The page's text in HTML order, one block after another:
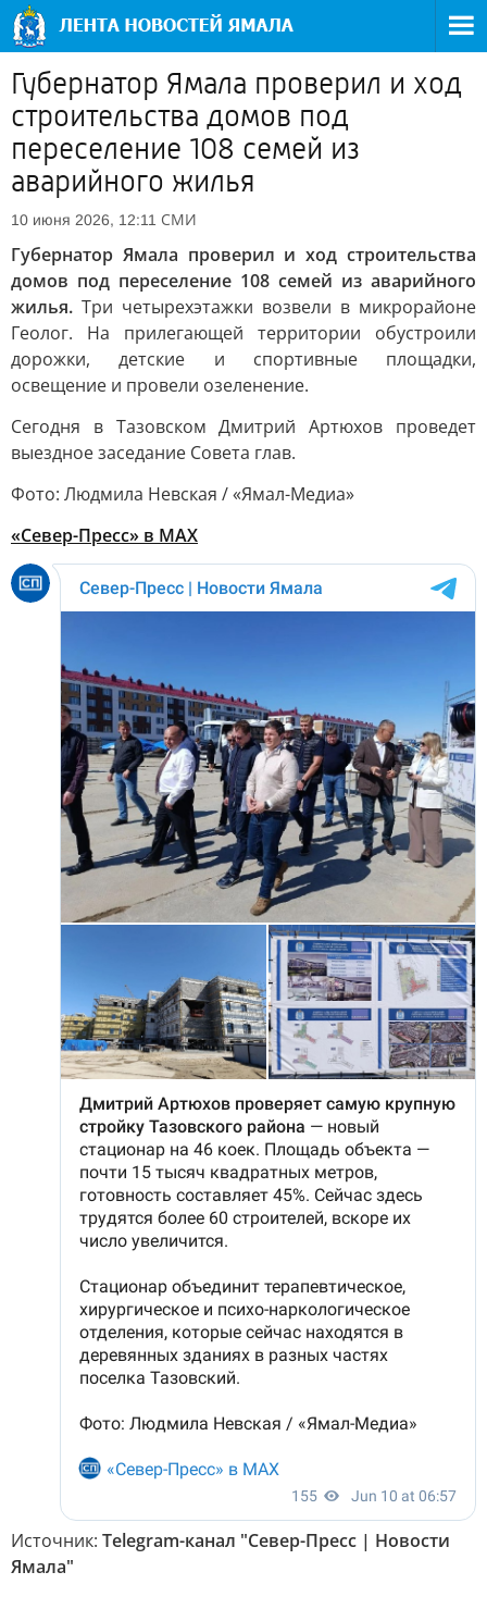
Губернатор Ямала проверил и ход
строительства домов под
переселение 108 семей из
аварийного жилья
10 июня 2026, 12:11 СМИ
Губернатор Ямала проверил и ход строительства
домов под переселение 108 семей из аварийного
жилья. Три четырехэтажки возвели в микрорайоне
Геолог. На прилегающей территории обустроили
дорожки, детские и спортивные площадки,
освещение и провели озеленение.
Сегодня в Тазовском Дмитрий Артюхов проведет
выездное заседание Совета глав.
Фото: Людмила Невская / «Ямал-Медиа»
«Север-Пресс» в MAX
Источник: Telegram-канал "Север-Пресс | Новости
Ямала"